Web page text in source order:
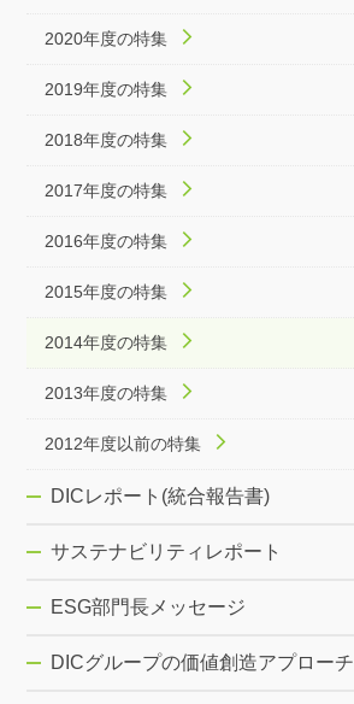
2020年度の特集
2019年度の特集
2018年度の特集
2017年度の特集
2016年度の特集
2015年度の特集
2014年度の特集
2013年度の特集
2012年度以前の特集
DICレポート(統合報告書)
サステナビリティレポート
ESG部門長メッセージ
DICグループの価値創造アプローチ